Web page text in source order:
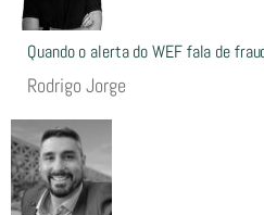
Quando o alerta do WEF fala de
Rodrigo Jorge